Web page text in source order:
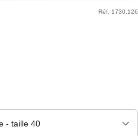
Réf. 1730.126